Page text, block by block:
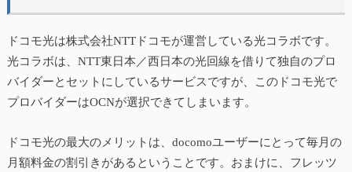
ドコモ光は株式会社NTTドコモが運営している光コラボです。
光コラボは、NTT東日本／西日本の光回線を借りて独自のプロ
バイダーとセットにしているサービスですが、このドコモ光で
プロバイダーはOCNが選択できてしまいます。
ドコモ光の最大のメリットは、docomoユーザーにとって毎月の
月額料金の割引きがあるということです。おまけに、フレッツ